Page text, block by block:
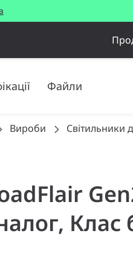
Файли
Вироби Світильники
Клас